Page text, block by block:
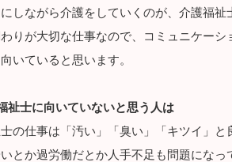
しながら介護をしていくのが、介護福
りが大切な仕事なので、コミュニケー
いていると思います。
祉士に向いていないと思う人は
の仕事は「汚い」「臭い」「キツイ」と
とか過労働だとか人手不足も問題にな